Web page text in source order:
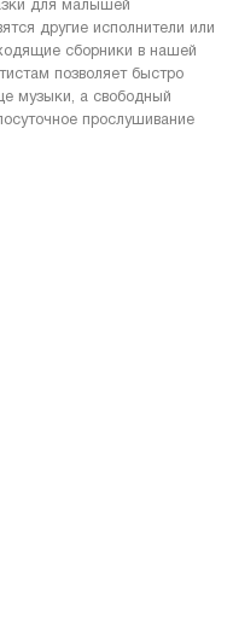
для малышей
другие исполнители или
сборники в нашей
позволяет быстро
музыки, а свободный
прослушивание